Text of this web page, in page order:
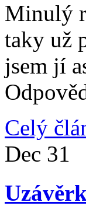
Minulý
taky už
jsem jí
Celý
Dec 31